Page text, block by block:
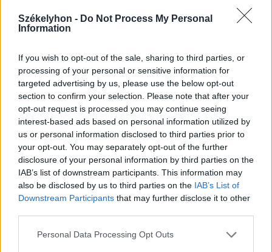
Székelyhon - Do Not Process My Personal
Information
If you wish to opt-out of the sale, sharing to third parties, or
processing of your personal or sensitive information for
targeted advertising by us, please use the below opt-out
section to confirm your selection. Please note that after your
opt-out request is processed you may continue seeing
interest-based ads based on personal information utilized by
us or personal information disclosed to third parties prior to
your opt-out. You may separately opt-out of the further
disclosure of your personal information by third parties on the
IAB’s list of downstream participants. This information may
also be disclosed by us to third parties on the IAB’s List of
Downstream Participants that may further disclose it to other
Personal Data Processing Opt Outs
Csíkszék
Hagyományőrzés
Népzene
szóljon hozzá!